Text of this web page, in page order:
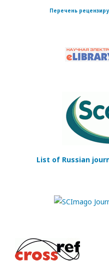
Перечень
List of Russian